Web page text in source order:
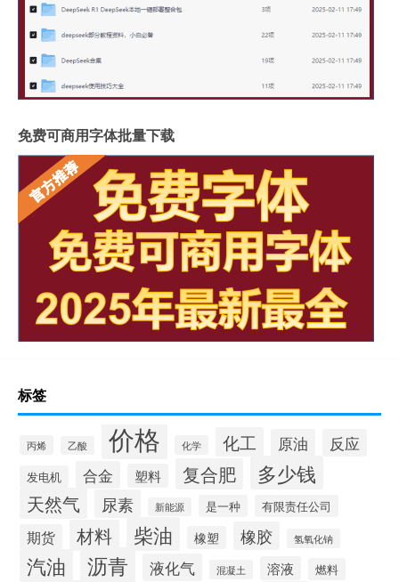
免费可商用字体批量下载
标签
丙烯 乙酸 价格 化学 化工 原油 反应
发电机 合金 塑料 复合肥 多少钱
天然气 尿素 新能源 是一种 有限责任公司
期货 材料 柴油 橡塑 橡胶 氢氧化钠
汽油 沥青 液化气 混凝土 溶液 燃料